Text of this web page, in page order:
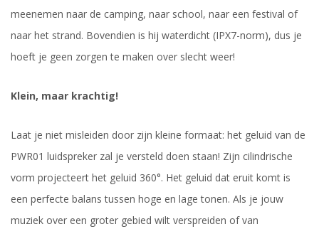
meenemen naar de camping, naar school, naar een festival of
naar het strand. Bovendien is hij waterdicht (IPX7-norm), dus je
hoeft je geen zorgen te maken over slecht weer!
Klein, maar krachtig!
Laat je niet misleiden door zijn kleine formaat: het geluid van de
PWR01 luidspreker zal je versteld doen staan! Zijn cilindrische
vorm projecteert het geluid 360°. Het geluid dat eruit komt is
een perfecte balans tussen hoge en lage tonen. Als je jouw
muziek over een groter gebied wilt verspreiden of van